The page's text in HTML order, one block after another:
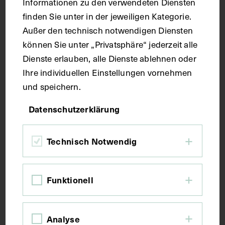
Kurzbeschreibung
Schienbein (Tibia), Wadenbein (Fibula),
Mittelfußknochen der rechten unteren Extremität
von der Seite: Musculus flexor digitorum longus und
der an seinen Sehnen ansetzende Musculus
quadratus plantae.
Schlagwörter
Anatomie
Beinmuskulatur
finden Sie unter in der jeweiligen Kategorie.
Außer den technisch notwendigen Diensten
können Sie unter „Privatsphäre“ jederzeit alle
Dienste erlauben, alle Dienste ablehnen oder
Ihre individuellen Einstellungen vornehmen
und speichern.
Datenschutzerklärung
Technisch Notwendig
Funktionell
Analyse